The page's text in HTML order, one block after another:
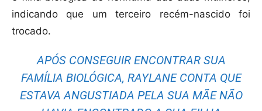
indicando que um terceiro recém-nascido foi
trocado.
APÓS CONSEGUIR ENCONTRAR SUA
FAMÍLIA BIOLÓGICA, RAYLANE CONTA QUE
ESTAVA ANGUSTIADA PELA SUA MÃE NÃO